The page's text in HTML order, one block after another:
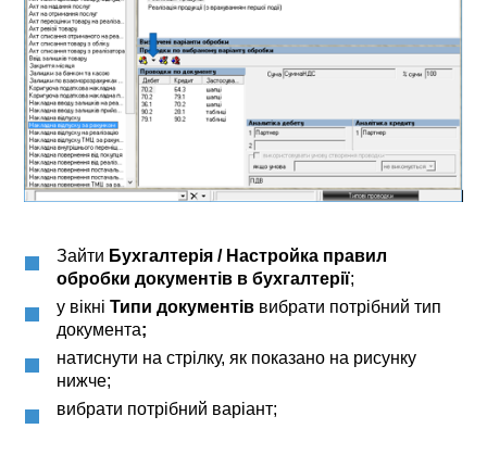
Зайти Бухгалтерія / Настройка правил
обробки документів в бухгалтерії;
у вікніТипи документів вибрати потрібний тип
документа;
натиснути на стрілку, як показано на рисунку
нижче;
вибрати потрібний варіант;